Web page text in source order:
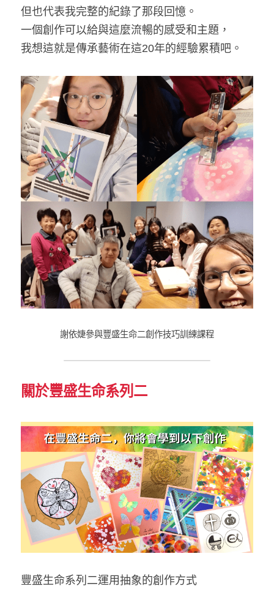
但也代表我完整的紀錄了那段回憶。
一個創作可以給與這麼流暢的感受和主題，
我想這就是傳承藝術在這20年的經驗累積吧。
謝依婕參與豐盛生命二創作技巧訓練課程
關於豐盛生命系列二
豐盛生命系列二運用抽象的創作方式